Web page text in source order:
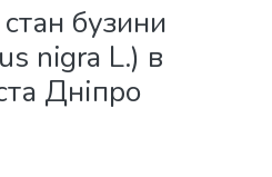
бузини
nigra L.) в
Дніпро